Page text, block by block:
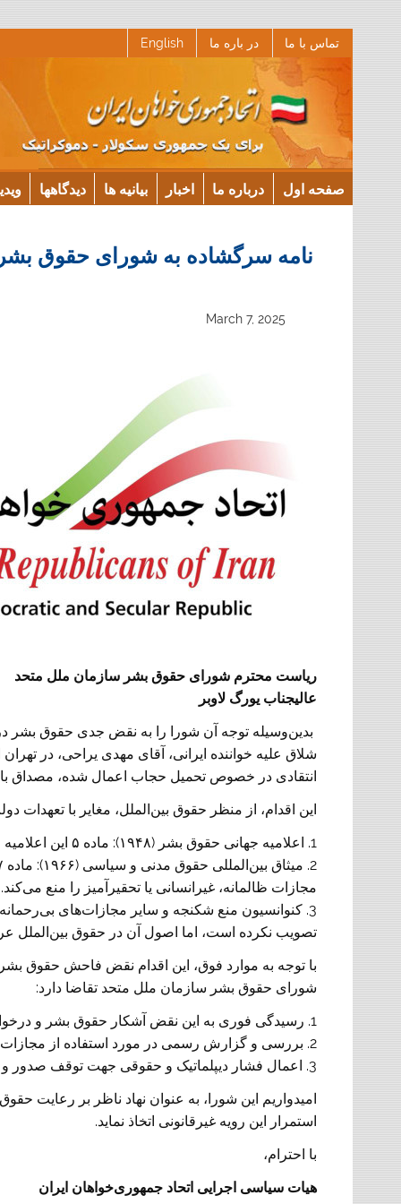
تماس با ما در باره ما English
صفحه اول درباره ما اخبار بیانیه ها دیدگاهها
نامه سرگشاده به شورای حقوق
March 7, 2025
ریاست محترم شورای حقوق بشر سازمان ملل متحد
عالیجناب یورگ لاوبر
شلاق علیه خواننده ایرانی، آقای مهدی یراحی، در
انتقادی در خصوص تحمیل حجاب اعمال شده،
این اقدام، از منظر حقوق بین‌الملل، مغایر با
1. اعلامیه جهانی حقوق بشر (۱۹۴۸): ماده ۵ این اعلامیه صراحتاً اعمال شکنجه و رفتارهای غیرانسانی را ممنوع کرده است.
مجازات ظالمانه، غیرانسانی یا تحقیرآمیز را منع می‌کند.
تصویب نکرده است، اما اصول آن در حقوق بین‌الملل
با توجه به موارد فوق، این اقدام نقض فاحش حقوق
شورای حقوق بشر سازمان ملل متحد تقاضا دارد:
1. رسیدگی فوری به این نقض آشکار حقوق بشر و درخواست توضیح از مقامات جمهوری اسلامی ایران.
2. بررسی و گزارش رسمی در مورد استفاده از مجازات‌های غیرانسانی، از جمله شلاق، در ایران.
3. اعمال فشار دیپلماتیک و حقوقی جهت توقف صدور و اجرای چنین احکامی در آینده.
امیدواریم این شورا، به عنوان نهاد ناظر بر رعایت
استمرار این رویه غیرقانونی اتخاذ نماید.
با احترام،
هیات سیاسی اجرایی اتحاد جمهوری‌خواهان ایران